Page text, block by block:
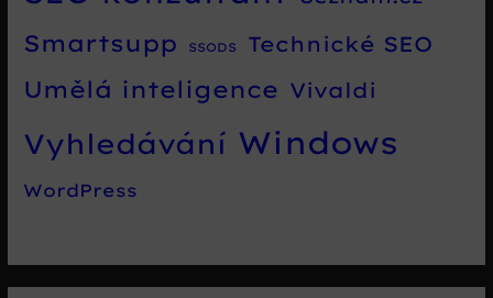
Smartsupp SSODS Technické SEO
Umělá inteligence Vivaldi
Vyhledávání Windows
WordPress